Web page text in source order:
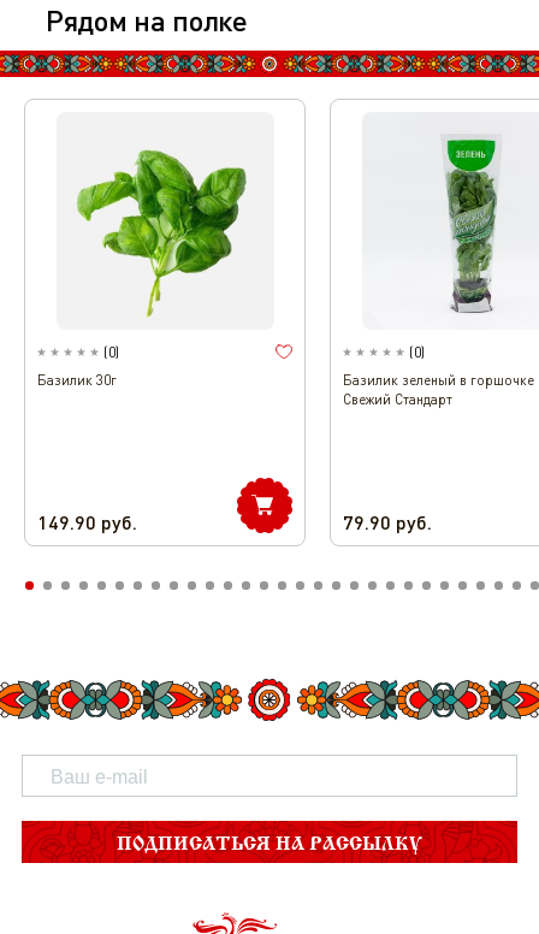
Рядом на полке
(0)
Базилик 30г
149.90 руб.
(0)
Базилик зеленый в горшочке
Свежий Стандарт
79.90 руб.
ПОДПИСАТЬСЯ НА РАССЫЛКУ